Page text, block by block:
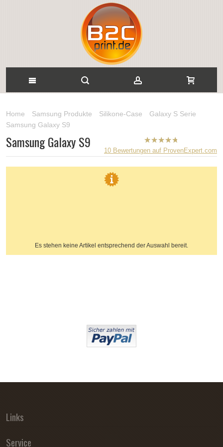
Home Samsung Produkte Silikone-Case
Galaxy S Serie
Samsung Galaxy S9
B2CPrint
hat5von
5
10 Bewertungen auf ProvenExpert.com
Samsung Galaxy S9
Es stehen keine Artikel entsprechend der Auswahl bereit.
Links
Service